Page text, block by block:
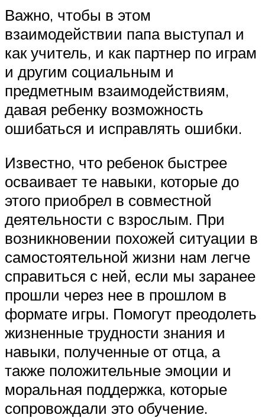
Важно, чтобы в этом
взаимодействии папа выступал и
как учитель, и как партнер по играм
и другим социальным и
предметным взаимодействиям,
давая ребенку возможность
ошибаться и исправлять ошибки.
Известно, что ребенок быстрее
осваивает те навыки, которые до
этого приобрел в совместной
деятельности с взрослым. При
возникновении похожей ситуации в
самостоятельной жизни нам легче
справиться с ней, если мы заранее
прошли через нее в прошлом в
формате игры. Помогут преодолеть
жизненные трудности знания и
навыки, полученные от отца, а
также положительные эмоции и
моральная поддержка, которые
сопровождали это обучение.